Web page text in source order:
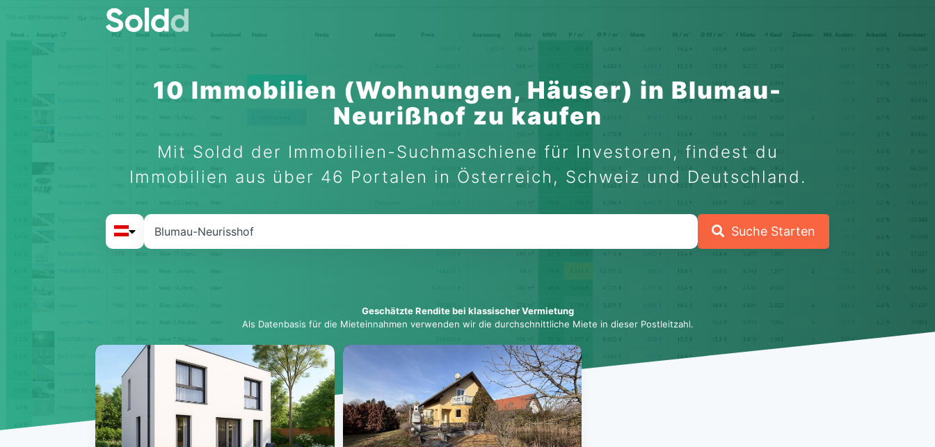
10 Immobilien (Wohnungen, Häuser) in Blumau-
Neurißhof zu kaufen
Mit Soldd der Immobilien-Suchmaschiene für Investoren, findest du
Immobilien aus über 46 Portalen in Österreich, Schweiz und Deutschland.
Suche Starten
Geschätzte Rendite bei klassischer Vermietung
Als Datenbasis für die Mieteinnahmen verwenden wir die durchschnittliche Miete in dieser Postleitzahl.